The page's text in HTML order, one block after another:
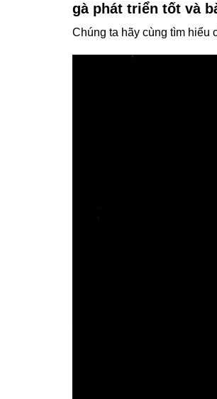
gà phát triển tốt và
Chúng ta hãy cùng tìm hiểu